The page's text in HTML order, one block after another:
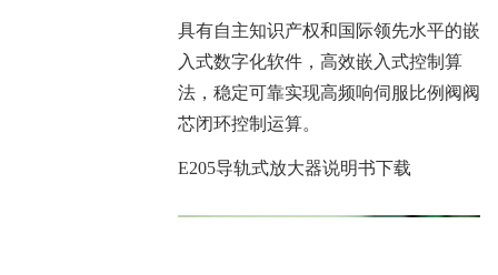
具有自主知识产权和国际领先水平的嵌
入式数字化软件，高效嵌入式控制算
法，稳定可靠实现高频响伺服比例阀阀
芯闭环控制运算。
E205导轨式放大器说明书下载